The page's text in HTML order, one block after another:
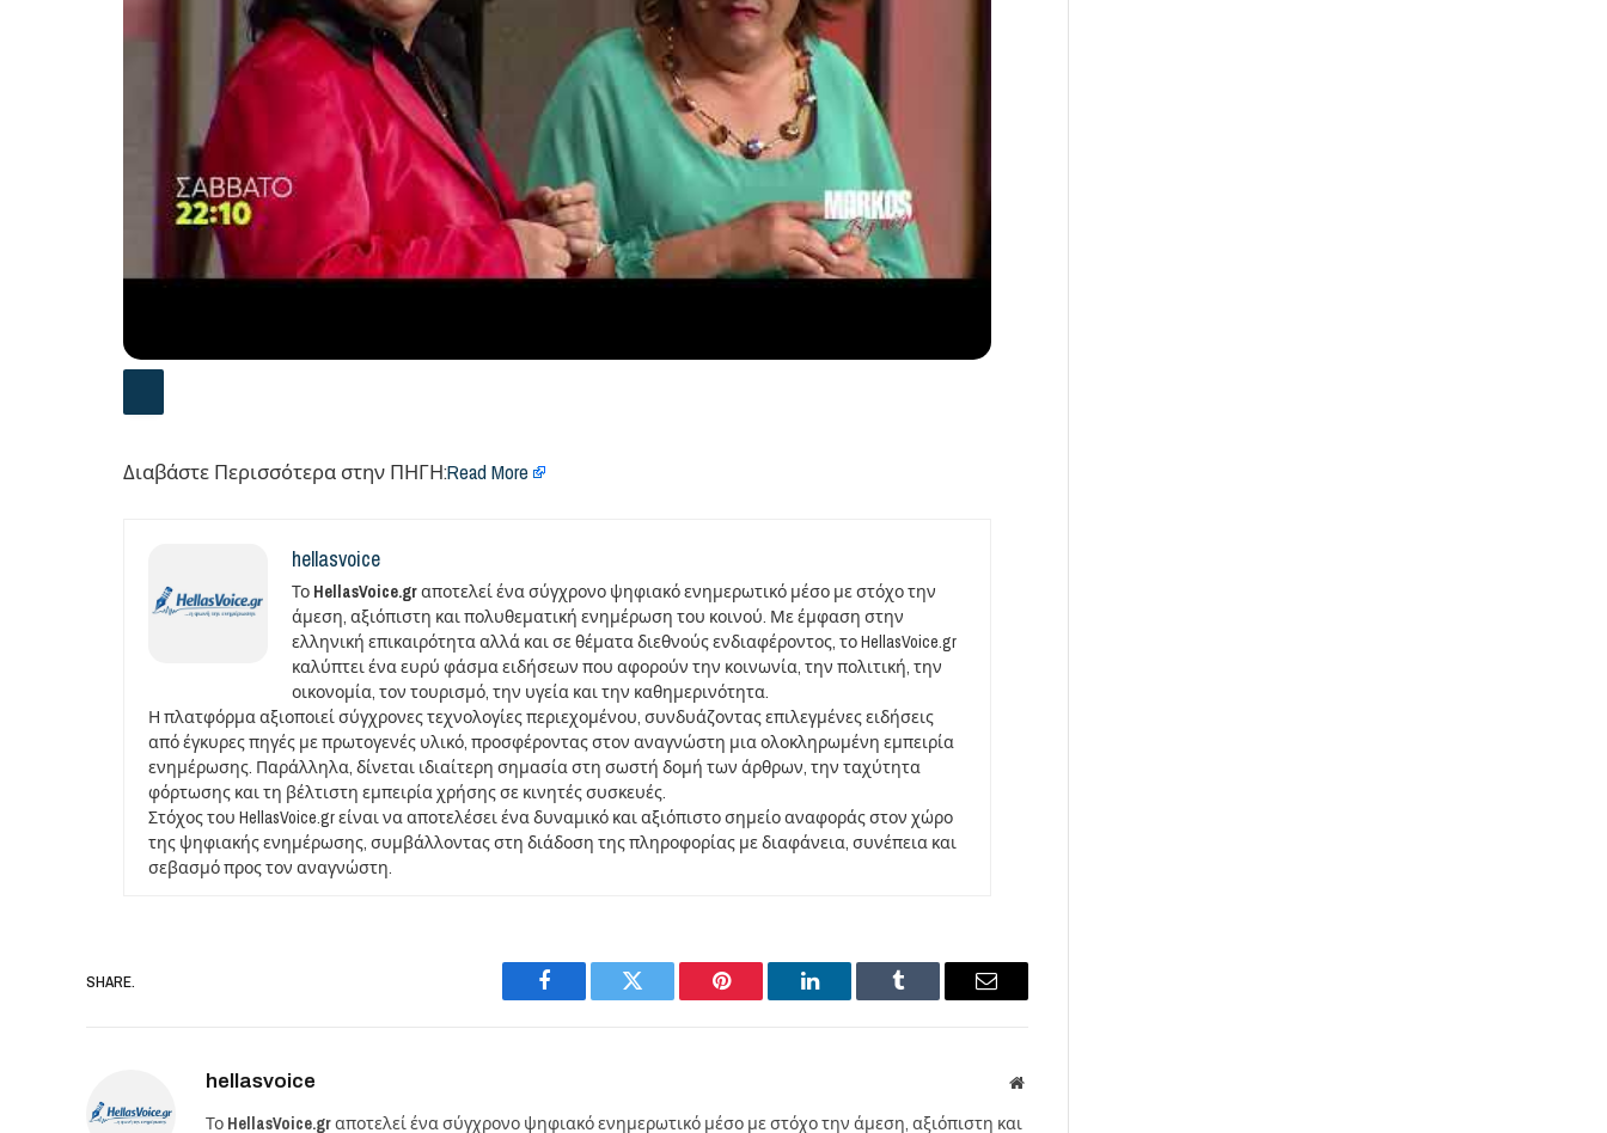
Διαβάστε Περισσότερα στην ΠΗΓΗ:Read More
hellasvoice
Το HellasVoice.grαποτελεί ένα σύγχρονο ψηφιακό ενημερωτικό μέσο με στόχο την
άμεση, αξιόπιστη και πολυθεματική ενημέρωση του κοινού. Με έμφαση στην
ελληνική επικαιρότητα αλλά και σε θέματα διεθνούς ενδιαφέροντος, το HellasVoice.gr
καλύπτει ένα ευρύ φάσμα ειδήσεων που αφορούν την κοινωνία, την πολιτική, την
οικονομία, τον τουρισμό, την υγεία και την καθημερινότητα.
Η πλατφόρμα αξιοποιεί σύγχρονες τεχνολογίες περιεχομένου, συνδυάζοντας επιλεγμένες ειδήσεις
από έγκυρες πηγές με πρωτογενές υλικό, προσφέροντας στον αναγνώστη μια ολοκληρωμένη εμπειρία
ενημέρωσης. Παράλληλα, δίνεται ιδιαίτερη σημασία στη σωστή δομή των άρθρων, την ταχύτητα
φόρτωσης και τη βέλτιστη εμπειρία χρήσης σε κινητές συσκευές.
Στόχος του HellasVoice.gr είναι να αποτελέσει ένα δυναμικό και αξιόπιστο σημείο αναφοράς στον χώρο
της ψηφιακής ενημέρωσης, συμβάλλοντας στη διάδοση της πληροφορίας με διαφάνεια, συνέπεια και
σεβασμό προς τον αναγνώστη.
SHARE.
Facebook Twitter Pinterest LinkedIn Tumblr Email
hellasvoice Website
Το HellasVoice.grαποτελεί ένα σύγχρονο ψηφιακό ενημερωτικό μέσο με στόχο την άμεση, αξιόπιστη και